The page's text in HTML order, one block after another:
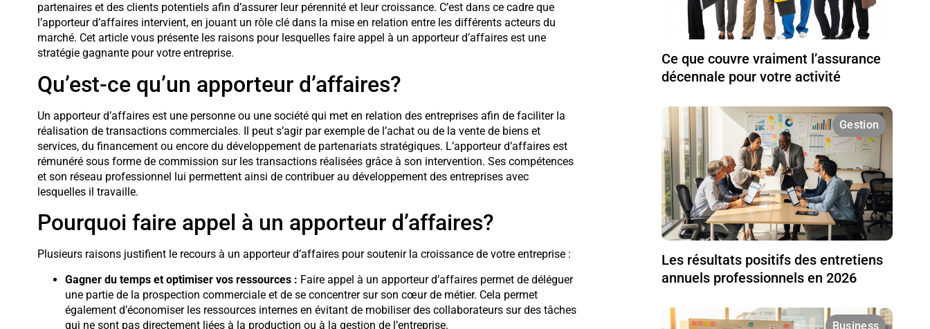
partenaires et des clients potentiels afin d’assurer leur pérennité et leur croissance. C’est dans ce cadre que
l’apporteur d’affaires intervient, en jouant un rôle clé dans la mise en relation entre les différents acteurs du
marché. Cet article vous présente les raisons pour lesquelles faire appel à un apporteur d’affaires est une
stratégie gagnante pour votre entreprise.
Qu’est-ce qu’un apporteur d’affaires?
Un apporteur d’affaires est une personne ou une société qui met en relation des entreprises afin de faciliter la
réalisation de transactions commerciales. Il peut s’agir par exemple de l’achat ou de la vente de biens et
services, du financement ou encore du développement de partenariats stratégiques. L’apporteur d’affaires est
rémunéré sous forme de commission sur les transactions réalisées grâce à son intervention. Ses compétences
et son réseau professionnel lui permettent ainsi de contribuer au développement des entreprises avec
lesquelles il travaille.
Pourquoi faire appel à un apporteur d’affaires?
Plusieurs raisons justifient le recours à un apporteur d’affaires pour soutenir la croissance de votre entreprise :
Gagner du temps et optimiser vos ressources : Faire appel à un apporteur d’affaires permet de déléguer
une partie de la prospection commerciale et de se concentrer sur son cœur de métier. Cela permet
également d’économiser les ressources internes en évitant de mobiliser des collaborateurs sur des tâches
qui ne sont pas directement liées à la production ou à la gestion de l’entreprise.
Ce que couvre vraiment l’assurance
décennale pour votre activité
Gestion
Les résultats positifs des entretiens
annuels professionnels en 2026
Business